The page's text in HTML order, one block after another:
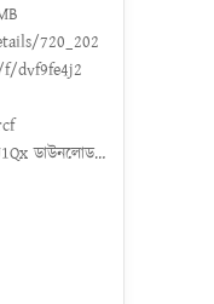
720_202
dvf9fe4j2
ডাউনলোড…